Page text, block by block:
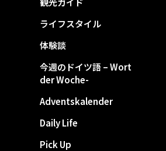
ライフスタイル
体験談
今週のドイツ語 – Wort
der Woche-
Adventskalender
Daily Life
Pick Up